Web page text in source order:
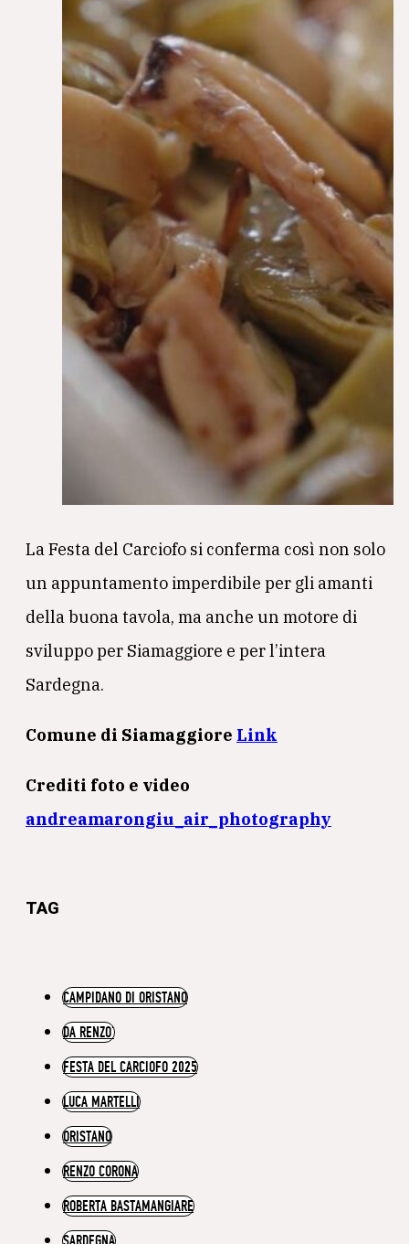
La Festa del Carciofo si conferma così non solo
un appuntamento imperdibile per gli amanti
della buona tavola, ma anche un motore di
sviluppo per Siamaggiore e per l’intera
Sardegna.
Comune di Siamaggiore Link
Crediti foto e video
andreamarongiu_air_photography
TAG
CAMPIDANO DI ORISTANO
DA RENZO’
FESTA DEL CARCIOFO 2025
LUCA MARTELLI
ORISTANO
RENZO CORONA
ROBERTA BASTAMANGIARE